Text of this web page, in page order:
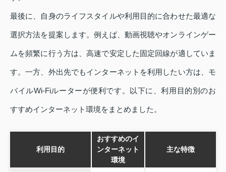
最後に、自身のライフスタイルや利用目的に合わせた最適な
選択方法を提案します。例えば、動画視聴やオンラインゲー
ムを頻繁に行う方は、高速で安定した固定回線が適していま
す。一方、外出先でもインターネットを利用したい方は、モ
バイルWi-Fiルーターが便利です。以下に、利用目的別のお
すすめインターネット環境をまとめました。
利用目的
おすすめのイ
ンターネット
環境
主な特徴